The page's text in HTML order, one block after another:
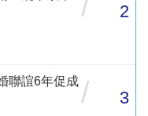
2
聯誼6年促成 / 3